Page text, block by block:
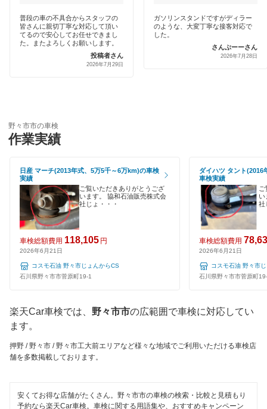
能美郡
白山市
輪島市
クレジットカードOK
土日祝OK
ハイブリッド車OK
EV車OK
120分以内の車検
1日車検
夜間受付
整備保証
コンピューター診断
閉じる
伊藤忠エネクス
安心WE！車検
普段の車の不具合からスタッフの
皆さんに親切丁寧な対応して頂い
てるので安心してお任せできまし
た。またよろしくお願いします。
投稿者さん
2026年7月29日
ガソリンスタンドですがディラー
のような、大変丁寧な接客対応で
した。
さんぷーーさん
2026年7月28日
野々市市の車検
作業実績
日産 マーチ(2013年式、5万5千～6万km)の車検
実績
ご覧いただきありがとうござ
います。 協和石油販売株式会
社じょ・・・
車検総額費用 118,105 円
2026年6月21日
コスモ石油 野々市じょんからCS
石川県野々市市菅原町19-1
ダイハツ タント(2016
車検実績
い
社
車検総額費用
2026年6月21日
コスモ石油 野々市
石川県野々市市菅原町
楽天Car車検では、 野々市市の広範囲で車検に対応してい
ます。
押野 / 野々市 / 野々市工大前エリアなど様々な地域でご利用いただける車検店
舗を多数掲載しております。
安くてお得な店舗がたくさん。野々市市の車検の検索・比較と見積もり
予約なら楽天Car車検。車検に関する用語集や、おすすめキャンペーン